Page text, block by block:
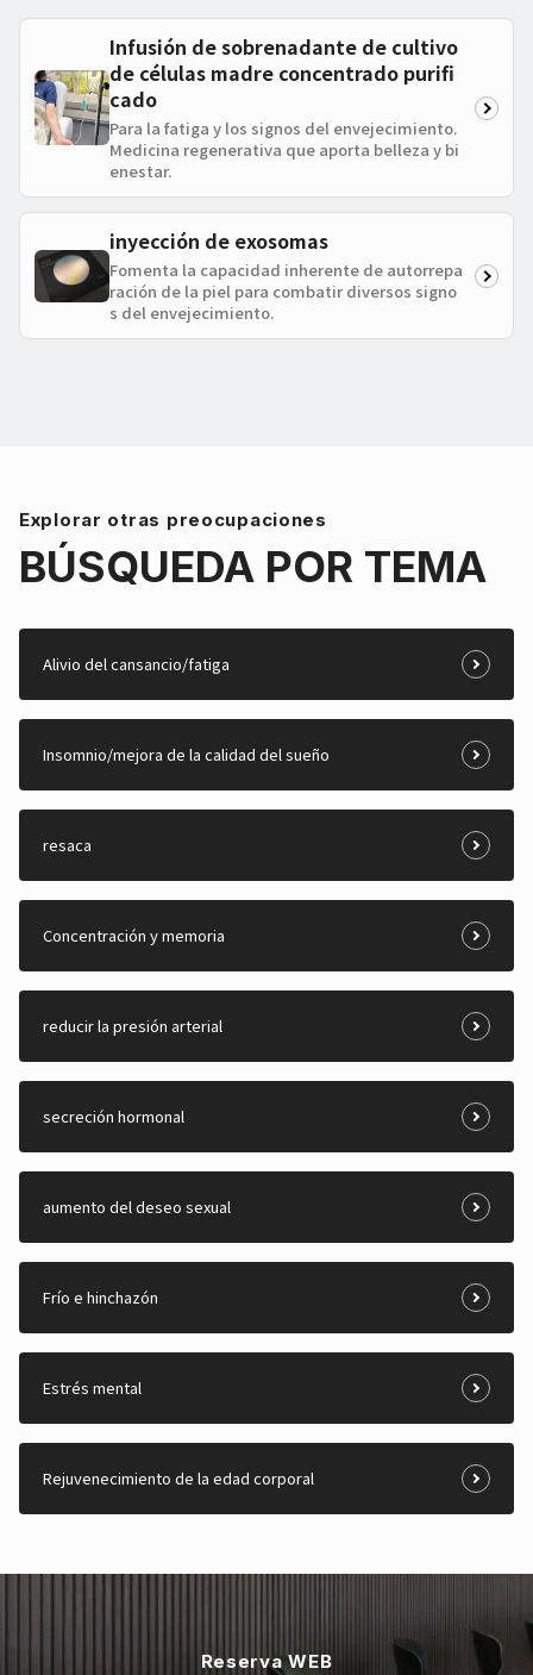
Infusión de sobrenadante de cultivo
de células madre concentrado purifi
cado
Para la fatiga y los signos del envejecimiento.
Medicina regenerativa que aporta belleza y bi
enestar.
inyección de exosomas
Fomenta la capacidad inherente de autorrepa
ración de la piel para combatir diversos signo
s del envejecimiento.
Explorar otras preocupaciones
BÚSQUEDA POR TEMA
Alivio del cansancio/fatiga
Insomnio/mejora de la calidad del sueño
resaca
Concentración y memoria
reducir la presión arterial
secreción hormonal
aumento del deseo sexual
Frío e hinchazón
Estrés mental
Rejuvenecimiento de la edad corporal
Reserva WEB